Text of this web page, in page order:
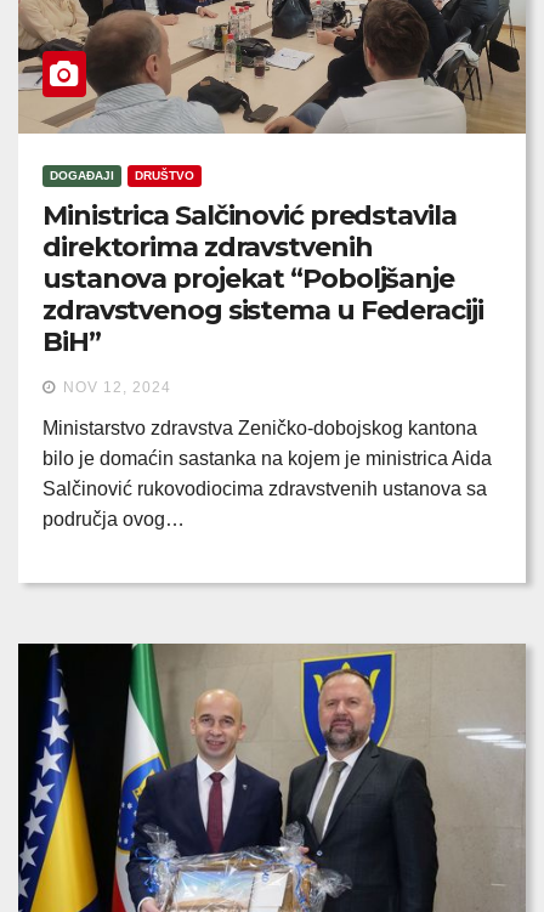
DOGAĐAJI DRUŠTVO
Ministrica Salčinović predstavila
direktorima zdravstvenih
ustanova projekat “Poboljšanje
zdravstvenog sistema u Federaciji
BiH”
NOV 12, 2024
Ministarstvo zdravstva Zeničko-dobojskog kantona
bilo je domaćin sastanka na kojem je ministrica Aida
Salčinović rukovodiocima zdravstvenih ustanova sa
područja ovog…